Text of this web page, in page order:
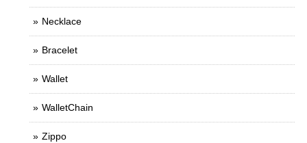
Necklace
Bracelet
Wallet
WalletChain
Zippo